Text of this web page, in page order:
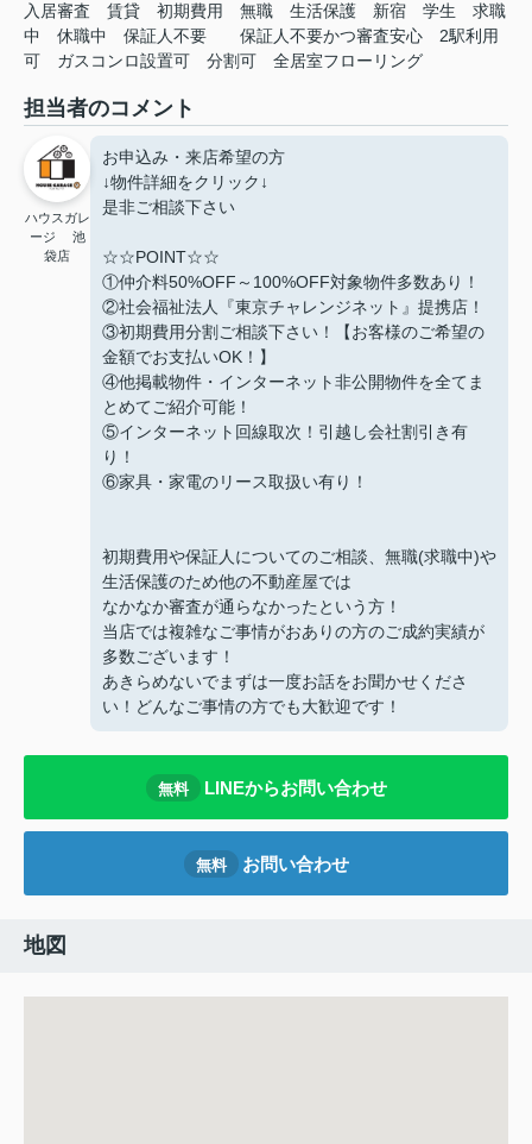
入居審査 賃貸 初期費用 無職 生活保護 新宿 学生
求職
中
休職中 保証人不要 保証人不要かつ審査安心
2駅利用
可
ガスコンロ設置可 分割可 全居室フローリング
担当者のコメント
ハウスガレ
ージ 池
袋店
お申込み・来店希望の方
↓物件詳細をクリック↓
是非ご相談下さい
☆☆POINT☆☆
①仲介料50%OFF～100%OFF対象物件多数あり！
②社会福祉法人『東京チャレンジネット』提携店！
③初期費用分割ご相談下さい！【お客様のご希望の
金額でお支払いOK！】
④他掲載物件・インターネット非公開物件を全てま
とめてご紹介可能！
⑤インターネット回線取次！引越し会社割引き有
り！
⑥家具・家電のリース取扱い有り！
初期費用や保証人についてのご相談、無職(求職中)や
生活保護のため他の不動産屋では
なかなか審査が通らなかったという方！
当店では複雑なご事情がおありの方のご成約実績が
多数ございます！
あきらめないでまずは一度お話をお聞かせくださ
い！どんなご事情の方でも大歓迎です！
無料 LINEからお問い合わせ
無料 お問い合わせ
地図